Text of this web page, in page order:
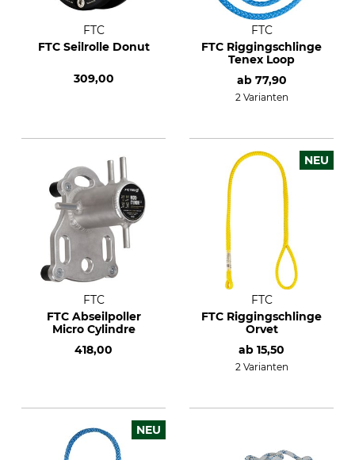
FTC
FTC Seilrolle Donut
309,00
FTC
FTC Riggingschlinge
Tenex Loop
ab 77,90
2 Varianten
FTC
FTC Abseilpoller
Micro Cylindre
418,00
NEU
FTC
FTC Riggingschlinge
Orvet
ab 15,50
2 Varianten
NEU